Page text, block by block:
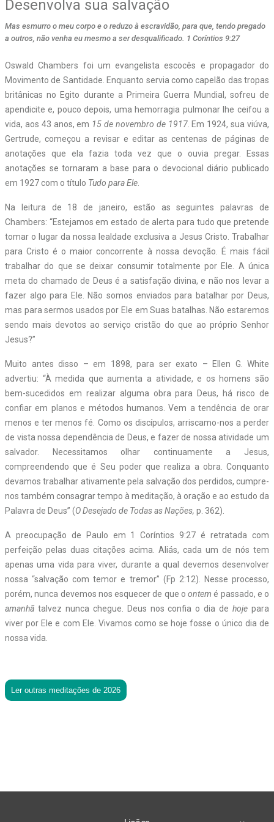
Desenvolva sua salvação
Mas esmurro o meu corpo e o reduzo à escravidão, para que, tendo pregado
a outros, não venha eu mesmo a ser desqualificado. 1 Coríntios 9:27
Oswald Chambers foi um evangelista escocês e propagador do
Movimento de Santidade. Enquanto servia como capelão das tropas
britânicas no Egito durante a Primeira Guerra Mundial, sofreu de
apendicite e, pouco depois, uma hemorragia pulmonar lhe ceifou a
vida, aos 43 anos, em 15 de novembro de 1917. Em 1924, sua viúva,
Gertrude, começou a revisar e editar as centenas de páginas de
anotações que ela fazia toda vez que o ouvia pregar. Essas
anotações se tornaram a base para o devocional diário publicado
em 1927 com o título Tudo para Ele
Na leitura de 18 de janeiro, estão as seguintes palavras de
Chambers: “Estejamos em estado de alerta para tudo que pretende
tomar o lugar da nossa lealdade exclusiva a Jesus Cristo. Trabalhar
para Cristo é o maior concorrente à nossa devoção. É mais fácil
trabalhar do que se deixar consumir totalmente por Ele. A única
meta do chamado de Deus é a satisfação divina, e não nos levar a
fazer algo para Ele. Não somos enviados para batalhar por Deus,
mas para sermos usados por Ele em Suas batalhas. Não estaremos
sendo mais devotos ao serviço cristão do que ao próprio Senhor
Jesus?”
Muito antes disso – em 1898, para ser exato – Ellen G. White
advertiu: “À medida que aumenta a atividade, e os homens são
bem-sucedidos em realizar alguma obra para Deus, há risco de
confiar em planos e métodos humanos. Vem a tendência de orar
menos e ter menos fé. Como os discípulos, arriscamo-nos a perder
de vista nossa dependência de Deus, e fazer de nossa atividade um
salvador. Necessitamos olhar continuamente a Jesus,
compreendendo que é Seu poder que realiza a obra. Conquanto
devamos trabalhar ativamente pela salvação dos perdidos, cumpre-
nos também consagrar tempo à meditação, à oração e ao estudo da
Palavra de Deus” (O Desejado de Todas as Nações, p. 362).
A preocupação de Paulo em 1 Coríntios 9:27 é retratada com
perfeição pelas duas citações acima. Aliás, cada um de nós tem
apenas uma vida para viver, durante a qual devemos desenvolver
nossa “salvação com temor e tremor” (Fp 2:12). Nesse processo,
porém, nunca devemos nos esquecer de que o ontemé passado, e o
amanhã talvez nunca chegue. Deus nos confia o dia dehojepara
viver por Ele e com Ele. Vivamos como se hoje fosse o único dia de
nossa vida.
Ler outras meditações de 2026